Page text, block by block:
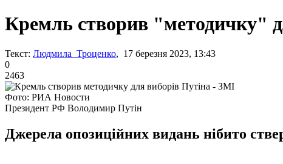
Кремль створив "методичку"
Текст: Людмила Троценко, 17 березня 2023, 13:43
0
2463
Фото: РИА Новости
Президент РФ Володимир Путін
Джерела опозиційних видань нібито